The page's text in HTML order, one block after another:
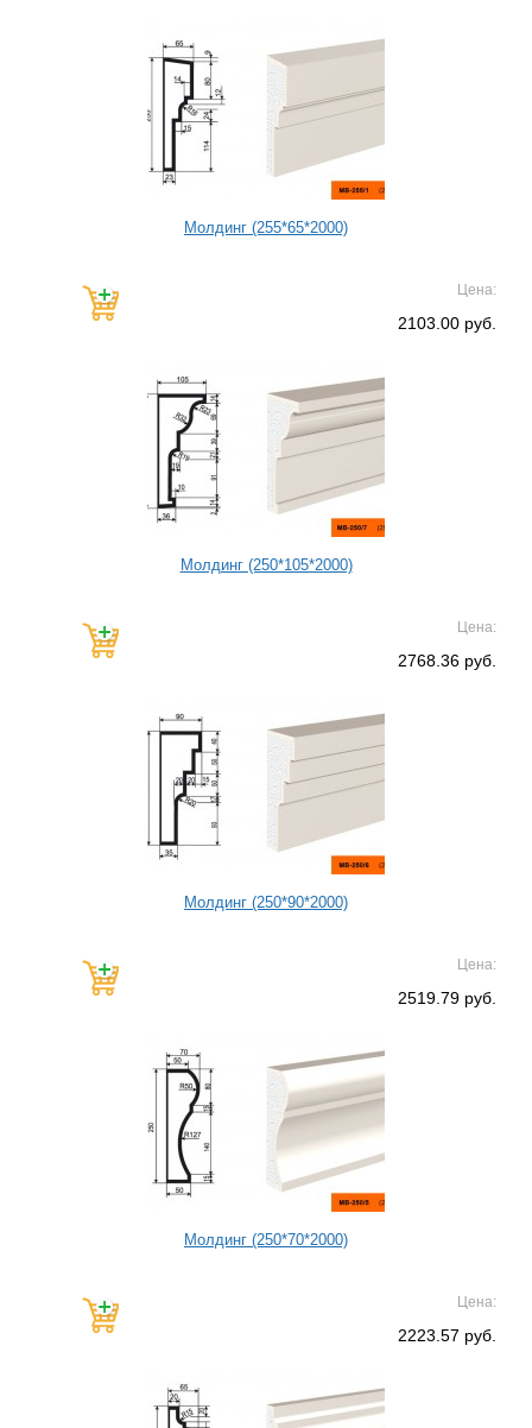
Молдинг (255*65*2000)
Цена:
2103.00 руб.
Молдинг (250*105*2000)
Цена:
2768.36 руб.
Молдинг (250*90*2000)
Цена:
2519.79 руб.
Молдинг (250*70*2000)
Цена:
2223.57 руб.